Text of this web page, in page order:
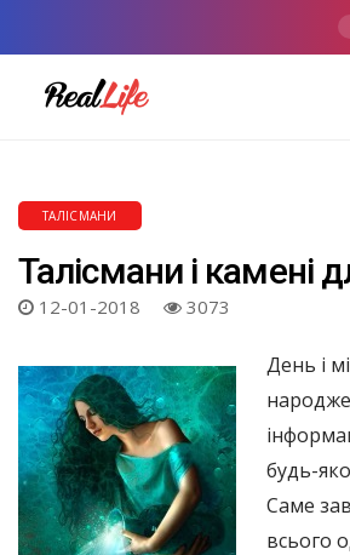
ТАЛІСМАНИ
Талісмани і камені
12-01-2018 3073
День і
будь-
Саме
всього